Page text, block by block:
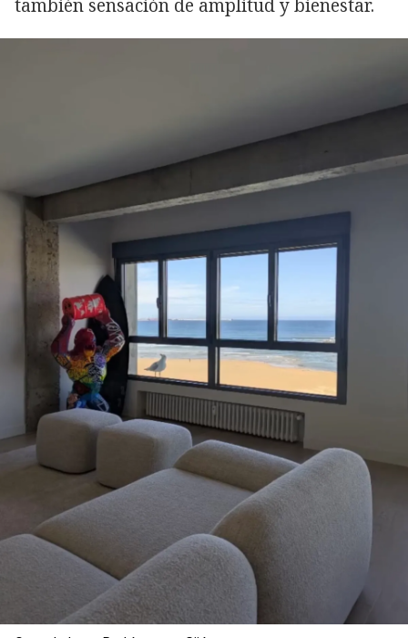
también sensación de amplitud y bienestar.